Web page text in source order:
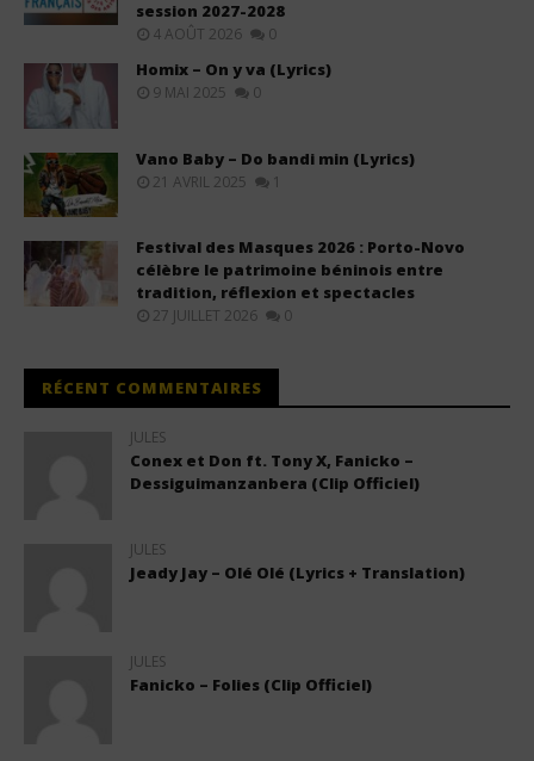
session 2027-2028
4 AOÛT 2026 0
Homix – On y va (Lyrics)
9 MAI 2025 0
Vano Baby – Do bandi min (Lyrics)
21 AVRIL 2025 1
Festival des Masques 2026 : Porto-Novo
célèbre le patrimoine béninois entre
tradition, réflexion et spectacles
27 JUILLET 2026 0
RÉCENT COMMENTAIRES
JULES
Conex et Don ft. Tony X, Fanicko –
Dessiguimanzanbera (Clip Officiel)
JULES
Jeady Jay – Olé Olé (Lyrics + Translation)
JULES
Fanicko – Folies (Clip Officiel)